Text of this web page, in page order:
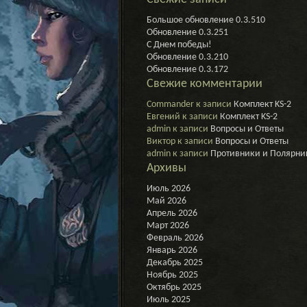
Большое обновление 0.3.510
Обновление 0.3.251
С Днем победы!
Обновление 0.3.210
Обновление 0.3.172
Свежие комментарии
Commander к записи Комплект KS-2
Евгений к записи Комплект KS-2
admin к записи Вопросы и Ответы
Виктор к записи Вопросы и Ответы
admin к записи Противники и
Архивы
Июль 2026
Май 2026
Апрель 2026
Март 2026
Февраль 2026
Январь 2026
Декабрь 2025
Ноябрь 2025
Октябрь 2025
Июль 2025